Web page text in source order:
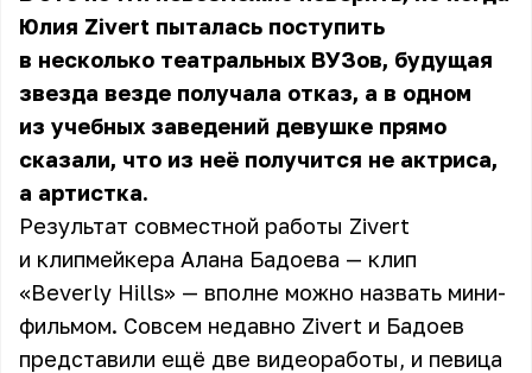
Юлия Zivert пыталась поступить
в несколько театральных ВУЗов, будущая
звезда везде получала отказ, а в одном
из учебных заведений девушке прямо
сказали, что из неё получится не актриса,
а артистка.
Результат совместной работы Zivert
и клипмейкера Алана Бадоева — клип
«Beverly Hills» — вполне можно назвать мини-
фильмом. Совсем недавно Zivert и Бадоев
представили ещё две видеоработы, и певица